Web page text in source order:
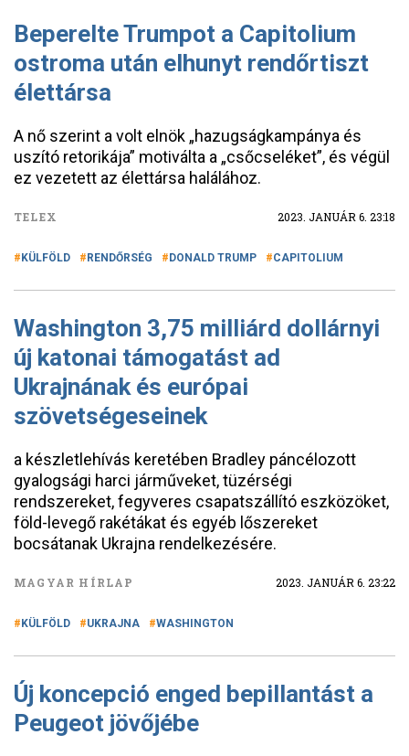
Beperelte Trumpot a Capitolium
ostroma után elhunyt rendőrtiszt
élettársa
A nő szerint a volt elnök „hazugságkampánya és
uszító retorikája” motiválta a „csőcseléket”, és végül
ez vezetett az élettársa halálához.
TELEX 2023. JANUÁR 6. 23:18
KÜLFÖLD RENDŐRSÉG DONALD TRUMP CAPITOLIUM
Washington 3,75 milliárd dollárnyi
új katonai támogatást ad
Ukrajnának és európai
szövetségeseinek
a készletlehívás keretében Bradley páncélozott
gyalogsági harci járműveket, tüzérségi
rendszereket, fegyveres csapatszállító eszközöket,
föld-levegő rakétákat és egyéb lőszereket
bocsátanak Ukrajna rendelkezésére.
MAGYAR HÍRLAP 2023. JANUÁR 6. 23:22
KÜLFÖLD UKRAJNA WASHINGTON
Új koncepció enged bepillantást a
Peugeot jövőjébe